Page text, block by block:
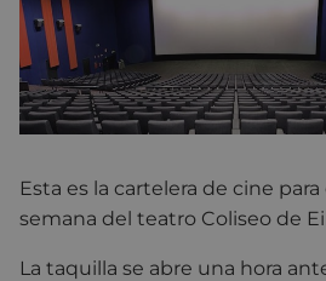
Esta es la cartelera de cine
semana del teatro Coliseo de
La taquilla se abre una hora